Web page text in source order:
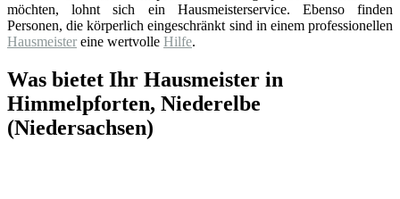
möchten, lohnt sich ein Hausmeisterservice. Ebenso finden
Personen, die körperlich eingeschränkt sind in einem professionellen
Hausmeister eine wertvolle Hilfe.
Was bietet Ihr Hausmeister in
Himmelpforten, Niederelbe
(Niedersachsen)